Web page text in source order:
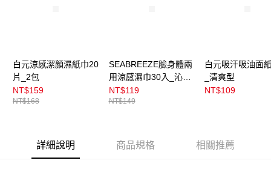
白元涼感潔顏濕紙巾20
片_2包
NT$159
NT$168
SEABREEZE臉身體兩
用涼感濕巾30入_沁涼
薄荷
NT$119
NT$149
白元吸汗吸油面
_清爽型
NT$109
詳細說明 商品規格 相關推薦